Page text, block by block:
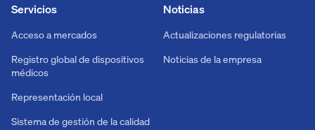
Noticias
Actualizaciones regulatorias
Noticias de la empresa
Servicios
Acceso a mercados
Registro global de dispositivos
médicos
Representación local
Sistema de gestión de la calidad